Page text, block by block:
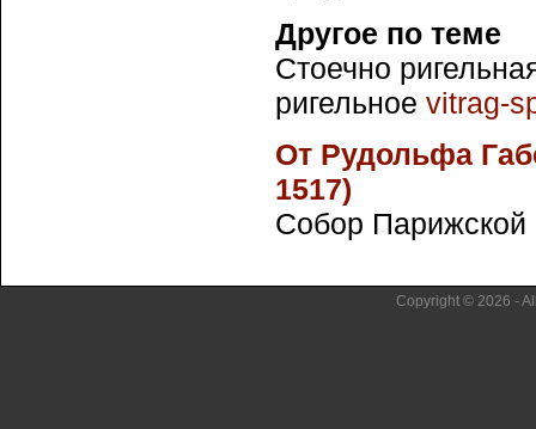
Другое по теме
Стоечно
ригельное vitrag-
От Рудольфа
1517)
Собор Парижской
Copyright © 2026 -